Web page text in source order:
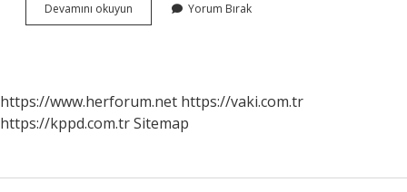
Devamını okuyun
Sofrasında
Yorum Bırak
https://www.herforum.net https://vaki.com.tr
https://kppd.com.trSitemap